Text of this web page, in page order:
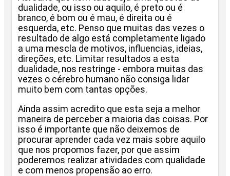
dualidade, ou isso ou aquilo, é preto ou é
branco, é bom ou é mau, é direita ou é
esquerda, etc. Penso que muitas das vezes o
resultado de algo está completamente ligado
a uma mescla de motivos, influencias, ideias,
direções, etc. Limitar resultados a esta
dualidade, nos restringe - embora muitas das
vezes o cérebro humano não consiga lidar
muito bem com tantas opções.
Ainda assim acredito que esta seja a melhor
maneira de perceber a maioria das coisas. Por
isso é importante que não deixemos de
procurar aprender cada vez mais sobre aquilo
que nos propomos fazer, por que assim
poderemos realizar atividades com qualidade
e com menos propensão ao erro.